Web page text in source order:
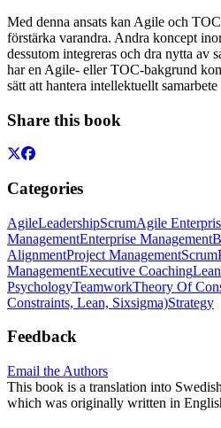
Med denna ansats kan Agile och
förstärka varandra. Andra koncept
dessutom integreras och dra nytta av
har en Agile- eller TOC-bakgrund
sätt att hantera intellektuellt
Share this book
Categories
AgileLeadershipScrumAgile
ManagementEnterprise Management
AlignmentProject ManagementScrum
ManagementExecutive CoachingLean
PsychologyTeamworkTheory Of
Constraints, Lean, Sixsigma)Strategy
Feedback
Email the Authors
This book is a translation into
which was originally written in